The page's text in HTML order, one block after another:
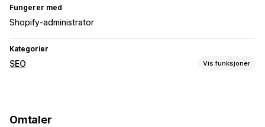
Fungerer med
Shopify-administrator
Kategorier
SEO Vis funksjoner
Omtaler